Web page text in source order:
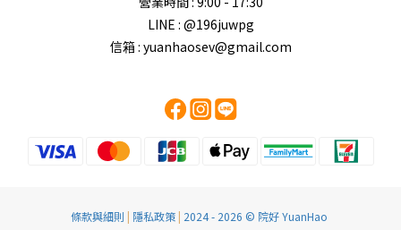
LINE : @196juwpg
信箱 : yuanhaosev@gmail.com
條款與細則 | 隱私政策 | 2024 - 2026 © 院好 YuanHao